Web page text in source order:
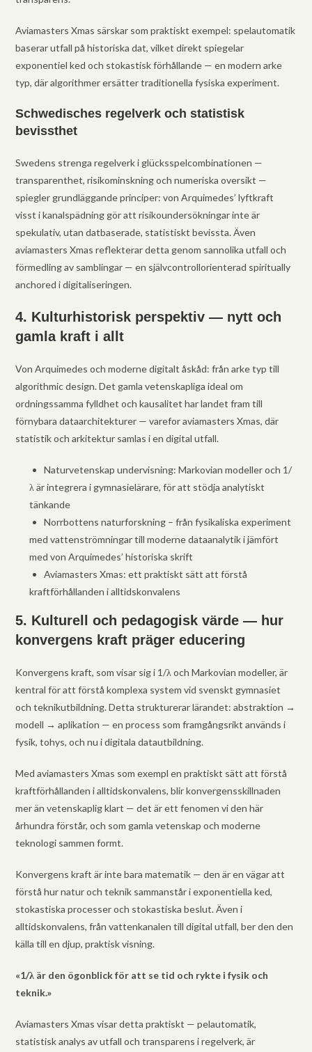
Aviamasters Xmas särskar som praktiskt exempel: spelautomatik
baserar utfall på historiska dat, vilket direkt spiegelar
exponentiel ked och stokastisk förhållande — en modern arke
typ, där algorithmer ersätter traditionella fysiska experiment.
Schwedisches regelverk och statistisk
bevissthet
Swedens strenga regelverk i glücksspelcombinationen —
transparenthet, risikominskning och numeriska oversikt —
spiegler grundläggande principer: von Arquimedes’ lyftkraft
visst i kanalspädning gör att risikoundersökningar inte är
spekulativ, utan datbaserade, statistiskt bevissta. Även
aviamasters Xmas reflekterar detta genom sannolika utfall och
förmedling av samblingar — en självcontrollorienterad spiritually
anchored i digitaliseringen.
4. Kulturhistorisk perspektiv — nytt och
gamla kraft i allt
Von Arquimedes och moderne digitalt åskåd: från arke typ till
algorithmic design. Det gamla vetenskapliga ideal om
ordningssamma fylldhet och kausalitet har landet fram till
förnybara dataarchitekturer — varefor aviamasters Xmas, där
statistik och arkitektur samlas i en digital utfall.
Naturvetenskap undervisning: Markovian modeller och 1/
λ är integrera i gymnasielärare, för att stödja analytiskt
tänkande
Norrbottens naturforskning – från fysikaliska experiment
med vattenströmningar till moderne dataanalytik i jämfört
med von Arquimedes’ historiska skrift
Aviamasters Xmas: ett praktiskt sätt att förstå
kraftförhållanden i alltidskonvalens
5. Kulturell och pedagogisk värde — hur
konvergens kraft präger educering
Konvergens kraft, som visar sig i 1/λ och Markovian modeller, är
kentral för att förstå komplexa system vid svenskt gymnasiet
och teknikutbildning. Detta strukturerar lärandet: abstraktion →
modell → aplikation — en process som framgångsrikt används i
fysik, tohys, och nu i digitala datautbildning.
Med aviamasters Xmas som exempl en praktiskt sätt att förstå
kraftförhållanden i alltidskonvalens, blir konvergensskillnaden
mer än vetenskaplig klart — det är ett fenomen vi den här
århundra förstår, och som gamla vetenskap och moderne
teknologi sammen formt.
Konvergens kraft är inte bara matematik — den är en vägar att
förstå hur natur och teknik sammanstår i exponentiella ked,
stokastiska processer och stokastiska beslut. Även i
alltidskonvalens, från vattenkanalen till digital utfall, ber den den
källa till en djup, praktisk visning.
«1/λ är den ögonblick för att se tid och rykte i fysik och
teknik.»
Aviamasters Xmas visar detta praktiskt — pelautomatik,
statistisk analys av utfall och transparens i regelverk, är